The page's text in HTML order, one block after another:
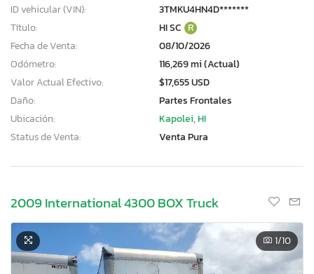
ID vehicular (VIN):
3TMKU4HN4D*******
Título:
HI SC R
Fecha de Venta:
08/10/2026
Odómetro:
116,269 mi (Actual)
Valor Actual Efectivo:
$17,655 USD
Daño:
Partes Frontales
Ubicación:
Kapolei, HI
Status de Venta:
Venta Pura
2009 International 4300 BOX Truck
1/10